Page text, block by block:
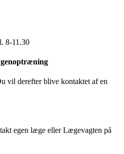
8-11.30
genoptræning
vil derefter blive kontaktet af en
egen læge eller Lægevagten på